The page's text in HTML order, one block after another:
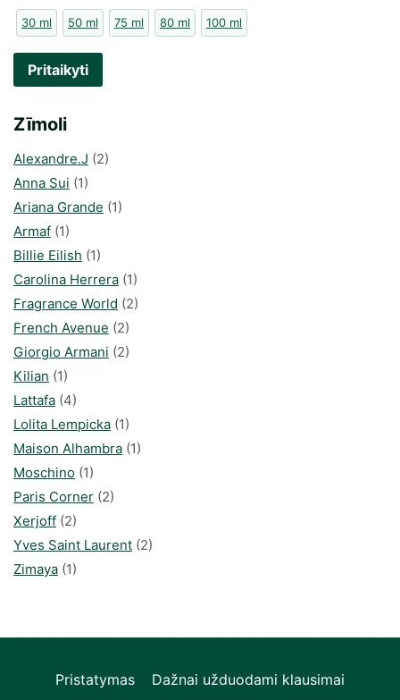
30 ml 50 ml 75 ml 80 ml 100 ml
Pritaikyti
Zīmoli
Alexandre.J (2)
Anna Sui (1)
Ariana Grande (1)
Armaf (1)
Billie Eilish (1)
Carolina Herrera (1)
Fragrance World (2)
French Avenue (2)
Giorgio Armani (2)
Kilian (1)
Lattafa (4)
Lolita Lempicka (1)
Maison Alhambra (1)
Moschino (1)
Paris Corner (2)
Xerjoff (2)
Yves Saint Laurent (2)
Zimaya (1)
Pristatymas Dažnai užduodami klausimai